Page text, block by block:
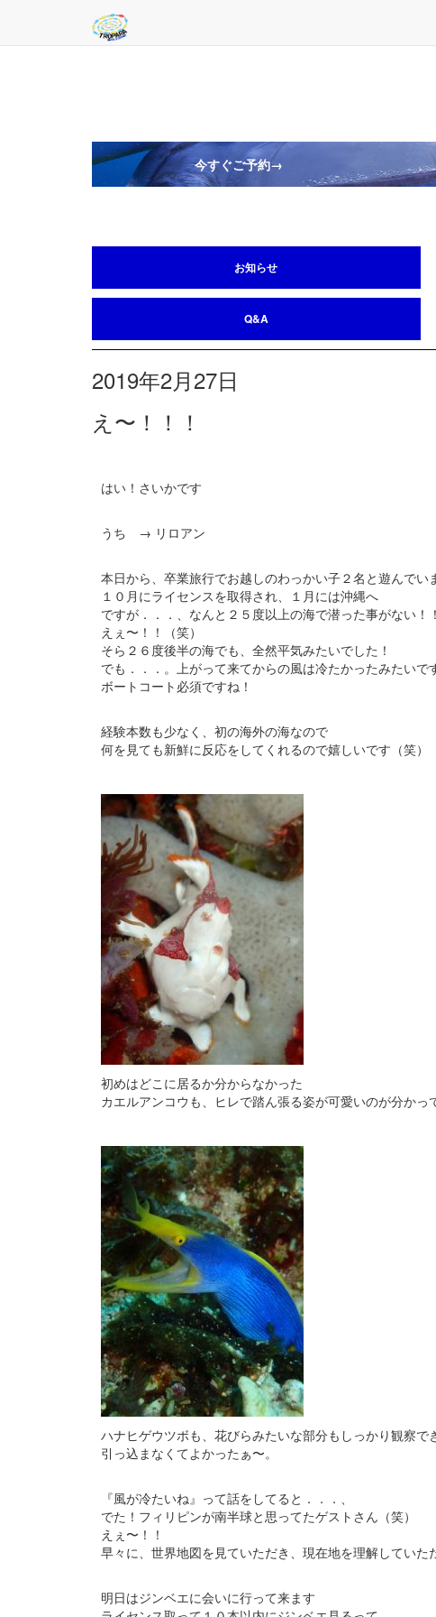
今すぐご予約→
お知らせ
Q&A
2019年2月27日
え〜！！！
はい！さいかです
うち → リロアン
本日から、卒業旅行でお越しのわっかい子２名と遊んでい
１０月にライセンスを取得され、１月には沖縄へ
ですが．．．、なんと２５度以上の海で潜った事がない！！
えぇ〜！！（笑）
そら２６度後半の海でも、全然平気みたいでした！
でも．．．。上がって来てからの風は冷たかったみたいで
ボートコート必須ですね！
経験本数も少なく、初の海外の海なので
何を見ても新鮮に反応をしてくれるので嬉しいです（笑）
初めはどこに居るか分からなかった
カエルアンコウも、ヒレで踏ん張る姿が可愛いのが分かっ
ハナヒゲウツボも、花びらみたいな部分もしっかり観察で
引っ込まなくてよかったぁ〜。
『風が冷たいね』って話をしてると．．．、
でた！フィリピンが南半球と思ってたゲストさん（笑）
えぇ〜！！
早々に、世界地図を見ていただき、現在地を理解していた
明日はジンベエに会いに行って来ます